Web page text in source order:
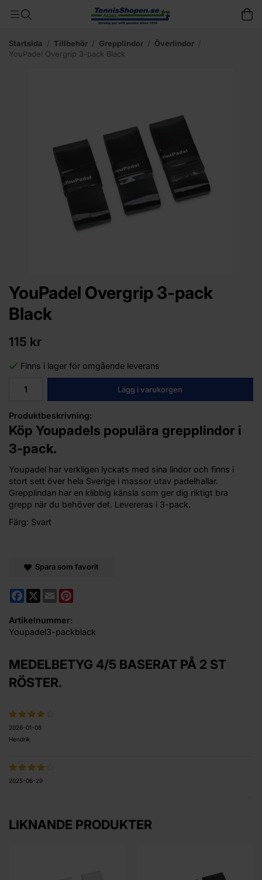
Startsida / Tillbehör / Grepplindor / Överlindor /
YouPadel Overgrip 3-pack Black
YouPadel Overgrip 3-pack
Black
115 kr
Finns i lager för omgående leverans
Lägg i varukorgen
Produktbeskrivning:
Köp Youpadels populära grepplindor i
3-pack.
Youpadel har verkligen lyckats med sina lindor och finns i
stort sett över hela Sverige i massor utav padelhallar.
Grepplindan har en klibbig känsla som ger dig riktigt bra
grepp när du behöver det. Levereras i 3-pack.
Färg: Svart
Spara som favorit
Facebook
X Email
Artikelnummer:
Youpadel3-packblack
MEDELBETYG 4/5 BASERAT PÅ 2 ST
RÖSTER.
2026-01-08
Hendrik
2025-06-29
LIKNANDE PRODUKTER